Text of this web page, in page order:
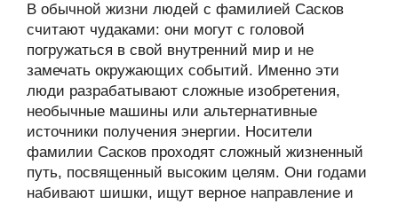
В обычной жизни людей с фамилией Сасков
считают чудаками: они могут с головой
погружаться в свой внутренний мир и не
замечать окружающих событий. Именно эти
люди разрабатывают сложные изобретения,
необычные машины или альтернативные
источники получения энергии. Носители
фамилии Сасков проходят сложный жизненный
путь, посвященный высоким целям. Они годами
набивают шишки, ищут верное направление и